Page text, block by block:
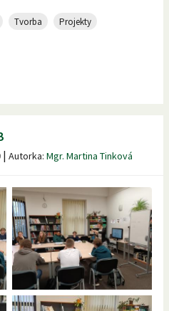
Tvorba
Projekty
| Autorka: Mgr. Martina Tinková